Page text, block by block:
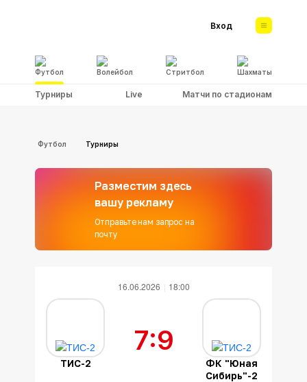
Футбол Волейбол Стритбол Шахматы
Вход
Турниры Live Матчи по стадионам
Футбол Турниры
Разместим здесь
вашу рекламу
Отправьте нам запрос на
почту
16.06.2026 18:00
ТИС-2
ФК "Юная
Сибирь"-2
7:9